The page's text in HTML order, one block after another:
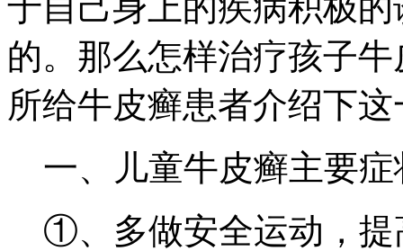
的。那么怎样治疗孩子
所给牛皮癣患者介绍下
一、儿童牛皮癣主要症
①、多做安全运动，提